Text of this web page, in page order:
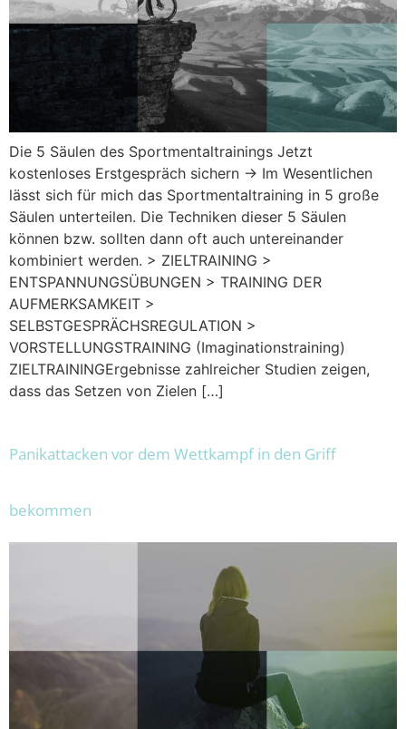
Die 5 Säulen des Sportmentaltrainings Jetzt
kostenloses Erstgespräch sichern → Im Wesentlichen
lässt sich für mich das Sportmentaltraining in 5 große
Säulen unterteilen. Die Techniken dieser 5 Säulen
können bzw. sollten dann oft auch untereinander
kombiniert werden. > ZIELTRAINING >
ENTSPANNUNGSÜBUNGEN > TRAINING DER
AUFMERKSAMKEIT >
SELBSTGESPRÄCHSREGULATION >
VORSTELLUNGSTRAINING (Imaginationstraining)
ZIELTRAININGErgebnisse zahlreicher Studien zeigen,
dass das Setzen von Zielen […]
Panikattacken vor dem Wettkampf in den Griff
bekommen